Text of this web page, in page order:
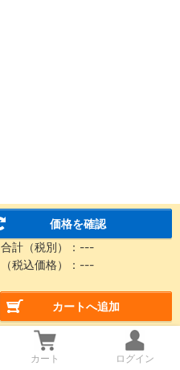
価格を確認
合計（税別）： ---
（税込価格）： ---
カートへ追加
カート ログイン